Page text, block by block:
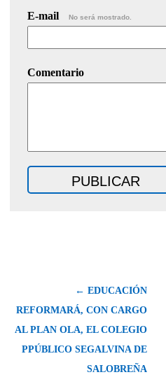
E-mail No será mostrado.
Comentario
← EDUCACIÓN
REFORMARÁ, CON CARGO
AL PLAN OLA, EL COLEGIO
PPÚBLICO SEGALVINA DE
SALOBREÑA